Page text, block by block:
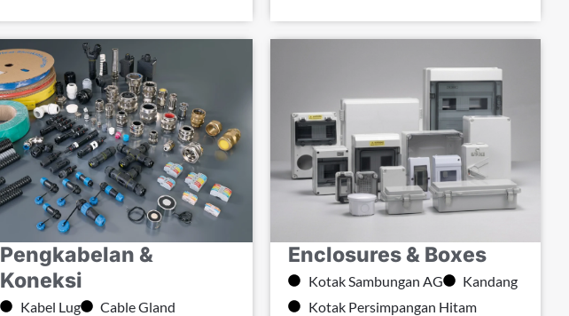
Pengkabelan &
Koneksi
Kabel Lug
Cable Gland
Enclosures & Boxes
Kotak Sambungan AG
Kandang
Kotak Persimpangan Hitam